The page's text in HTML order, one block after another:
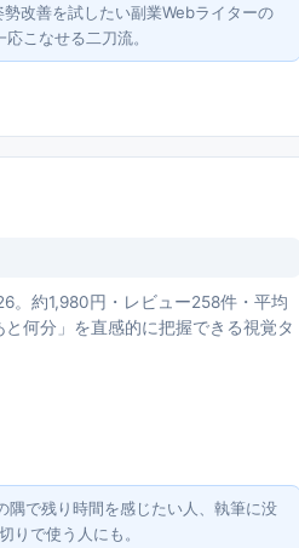
改善を試したい副業Webライターの
こなせる二刀流。
。約1,980円・レビュー258件・平均
何分」を直感的に把握できる視覚タ
で残り時間を感じたい人、執筆に没
りで使う人にも。